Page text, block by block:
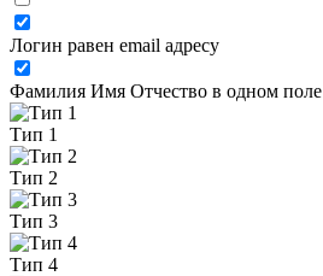
Логин равен email адресу
Фамилия Имя Отчество в одном поле
Тип 1
Тип 2
Тип 3
Тип 4